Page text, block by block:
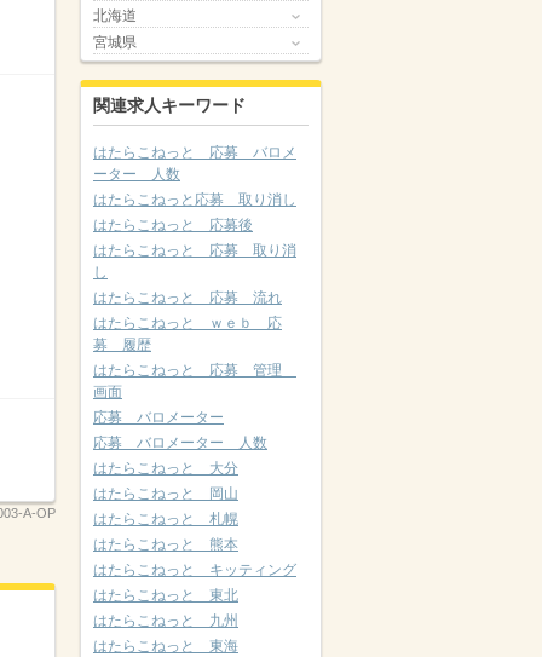
A-OP
北海道
宮城県
関連求人キーワード
はたらこねっと 応募 バロメ
ーター 人数
はたらこねっと応募 取り消し
はたらこねっと 応募後
はたらこねっと 応募 取り消
し
はたらこねっと 応募 流れ
はたらこねっと ｗｅｂ 応
募 履歴
はたらこねっと 応募 管理
画面
応募 バロメーター
応募 バロメーター 人数
はたらこねっと 大分
はたらこねっと 岡山
はたらこねっと 札幌
はたらこねっと 熊本
はたらこねっと キッティング
はたらこねっと 東北
はたらこねっと 九州
はたらこねっと 東海